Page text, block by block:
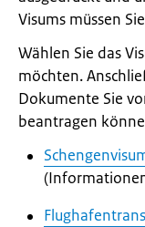
Visums müssen
Wählen Sie das
möchten.
Dokumente Sie
beantragen